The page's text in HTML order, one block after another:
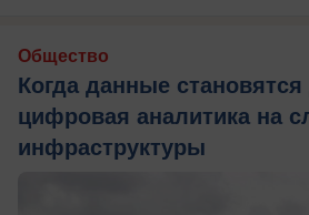
Общество
Когда данные
цифровая аналитика на
инфраструктуры